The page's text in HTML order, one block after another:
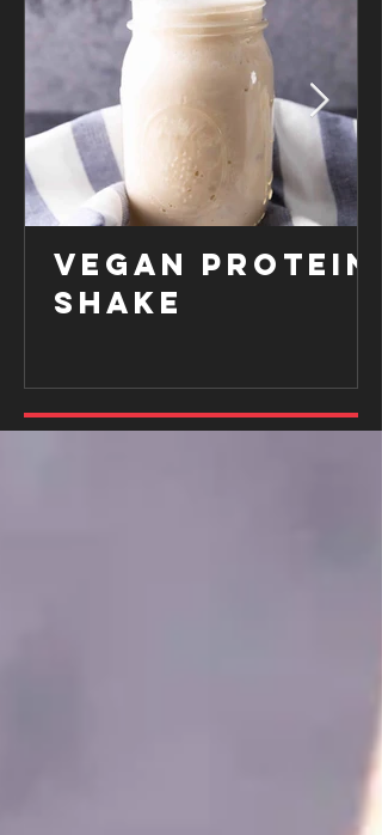
VEGAN PROTEIN
SHAKE